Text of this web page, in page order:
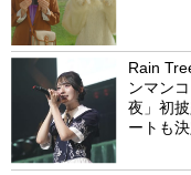
Rain
ンマン
夜」初
ートも決